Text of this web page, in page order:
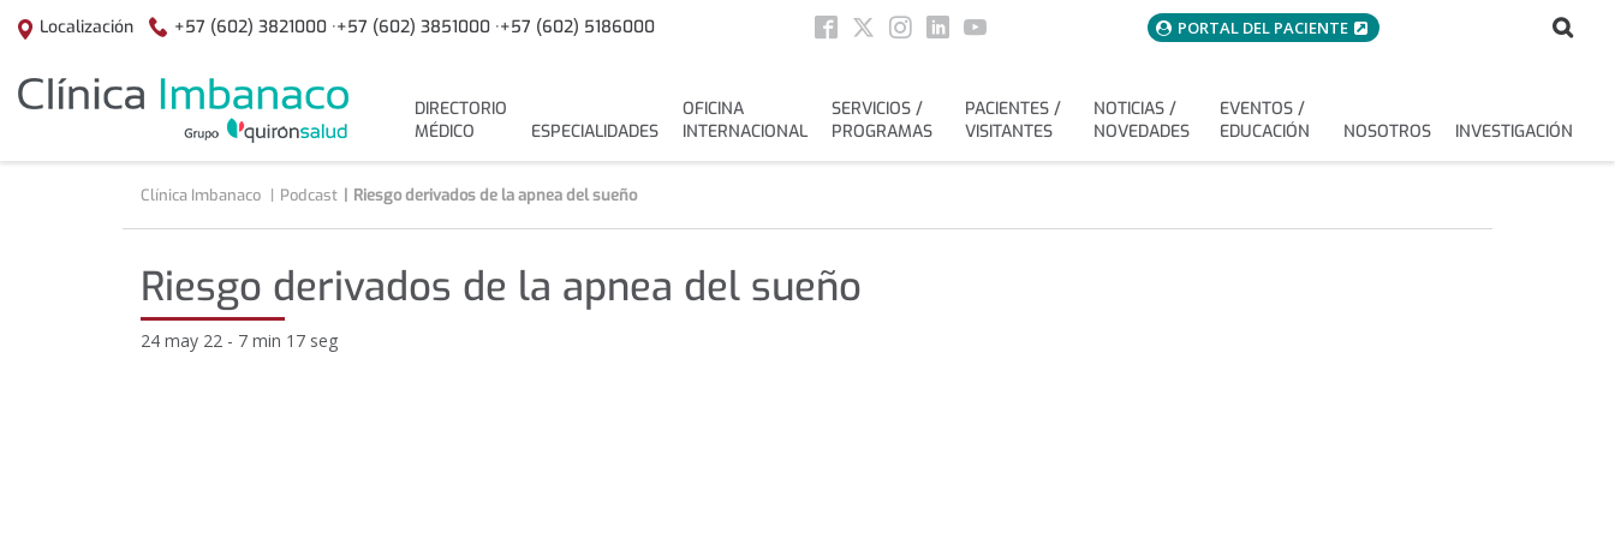
Localización +57 (602) 3821000 ·+57 (602) 3851000 ·+57 (602) 5186000
Social
menuAcceso
PORTAL DEL PACIENTE
Buscar
DIRECTORIO
MÉDICO
ESPECIALIDADES
OFICINA
INTERNACIONAL
SERVICIOS /
PROGRAMAS
PACIENTES /
VISITANTES
NOTICIAS /
NOVEDADES
EVENTOS /
EDUCACIÓN
NOSOTROS INVESTIGACIÓN
Clínica Imbanaco Podcast Riesgo derivados de la apnea del sueño
Riesgo derivados de la apnea del sueño
24 may 22 - 7 min 17 seg